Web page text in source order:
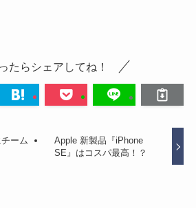
たらシェアしてね！
ーム
Apple 新製品『iPhone
SE』はコスパ最高！？